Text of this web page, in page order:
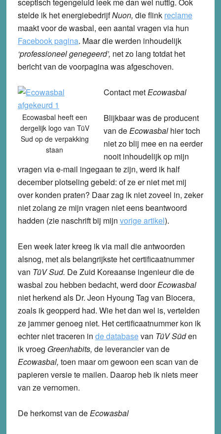
sceptisch tegengeluid leek me dan wel nuttig. Ook
stelde ik het energiebedrijfNuon, die flink reclame
maakt voor de wasbal, een aantal vragen via hun
Facebook pagina. Maar die werden inhoudelijk
‘professioneel genegeerd’, net zo lang totdat het
bericht van de voorpagina was afgeschoven.
Ecowasbal heeft een
dergelijk logo van TüV
Sud op de verpakking
staan
Contact metEcowasbal
Blijkbaar was de producent
van deEcowasbalhier toch
niet zo blij mee en na eerder
nooit inhoudelijk op mijn
vragen via e-mail ingegaan te zijn, werd ik half
december plotseling gebeld: of ze er niet met mij
over konden praten? Daar zag ik niet zoveel in, zeker
niet zolang ze mijn vragen niet eens beantwoord
hadden (zie naschrift bij mijn vorige artikel).
Een week later kreeg ik via mail die antwoorden
alsnog, met als belangrijkste het certificaatnummer
van TüV Sud. De Zuid Koreaanse ingenieur die de
wasbal zou hebben bedacht, werd doorEcowasbal
niet herkend als Dr. Jeon Hyoung Tag van Biocera,
zoals ik geopperd had. Wie het dan wel is, vertelden
ze jammer genoeg niet. Het certificaatnummer kon ik
echter niet traceren in de databasevan TüV Süden
ik vroeg Greenhabits, de leverancier van de
Ecowasbal, toen maar om gewoon een scan van de
papieren versie te mailen. Daarop heb ik niets meer
van ze vernomen.
De herkomst van deEcowasbal